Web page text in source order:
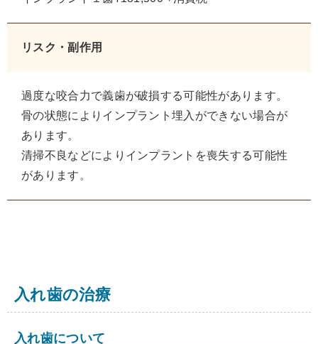
リスク・副作用
過度な咬合力で義歯が破損する可能性があります。
骨の状態によりインプラント埋入ができない場合が
あります。
清掃不良などによりインプラントを喪失する可能性
があります。
入れ歯の治療
入れ歯について